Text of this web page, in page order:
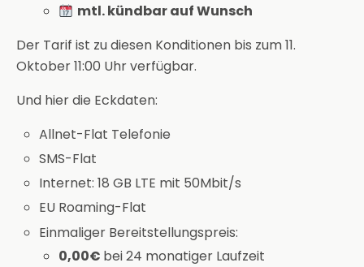
mtl. kündbar auf Wunsch
Der Tarif ist zu diesen Konditionen bis zum 11.
Oktober 11:00 Uhr verfügbar.
Und hier die Eckdaten:
Allnet-Flat Telefonie
SMS-Flat
Internet: 18 GB LTE mit 50Mbit/s
EU Roaming-Flat
Einmaliger Bereitstellungspreis:
0,00€ bei 24 monatiger Laufzeit